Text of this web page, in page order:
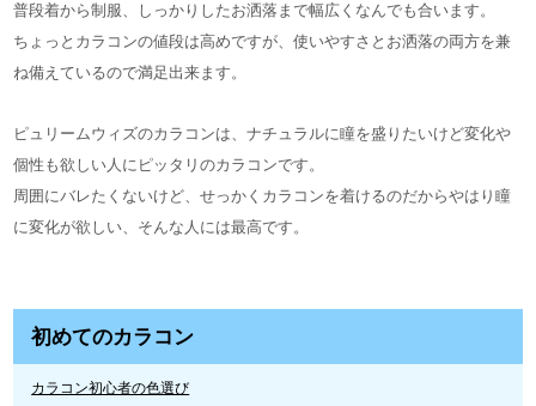
普段着から制服、しっかりしたお洒落まで幅広くなんでも合います。
ちょっとカラコンの値段は高めですが、使いやすさとお洒落の両方を兼
ね備えているので満足出来ます。
ピュリームウィズのカラコンは、ナチュラルに瞳を盛りたいけど変化や
個性も欲しい人にピッタリのカラコンです。
周囲にバレたくないけど、せっかくカラコンを着けるのだからやはり瞳
に変化が欲しい、そんな人には最高です。
初めてのカラコン
カラコン初心者の色選び